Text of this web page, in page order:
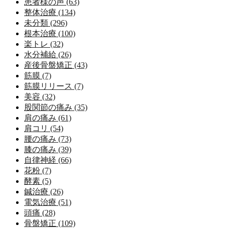
整体治療 (134)
未分類 (296)
根本治療 (100)
楽トレ (32)
水分補給 (26)
産後骨盤矯正 (43)
筋膜 (7)
筋膜リリース (7)
美容 (32)
股関節の痛み (35)
肩の痛み (61)
肩コリ (54)
腰の痛み (73)
膝の痛み (39)
自律神経 (66)
花粉 (7)
酵素 (5)
鍼治療 (26)
電気治療 (51)
頭痛 (28)
骨盤矯正 (109)